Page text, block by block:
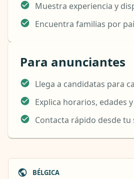
Muestra experiencia y
Encuentra familias por
Para anunciantes
Llega a candidatas para
Explica horarios, edades
Contacta rápido desde tu
BÉLGICA